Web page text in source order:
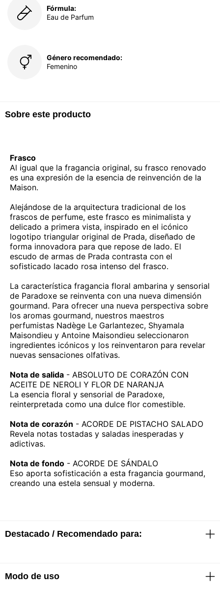
Fórmula:
Eau de Parfum
Género recomendado:
Femenino
Sobre este producto
Frasco
Al igual que la fragancia original, su frasco renovado
es una expresión de la esencia de reinvención de la
Maison.
Alejándose de la arquitectura tradicional de los
frascos de perfume, este frasco es minimalista y
delicado a primera vista, inspirado en el icónico
logotipo triangular original de Prada, diseñado de
forma innovadora para que repose de lado. El
escudo de armas de Prada contrasta con el
sofisticado lacado rosa intenso del frasco.
La característica fragancia floral ambarina y sensorial
de Paradoxe se reinventa con una nueva dimensión
gourmand. Para ofrecer una nueva perspectiva sobre
los aromas gourmand, nuestros maestros
perfumistas Nadège Le Garlantezec, Shyamala
Maisondieu y Antoine Maisondieu seleccionaron
ingredientes icónicos y los reinventaron para revelar
nuevas sensaciones olfativas.
Nota de salida - ABSOLUTO DE CORAZÓN CON
ACEITE DE NEROLI Y FLOR DE NARANJA
La esencia floral y sensorial de Paradoxe,
reinterpretada como una dulce flor comestible.
Nota de corazón - ACORDE DE PISTACHO SALADO
Revela notas tostadas y saladas inesperadas y
adictivas.
Nota de fondo - ACORDE DE SÁNDALO
Eso aporta sofisticación a esta fragancia gourmand,
creando una estela sensual y moderna.
Destacado / Recomendado para:
· EDP
Modo de uso